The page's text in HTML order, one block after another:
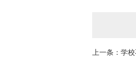
上一条：学